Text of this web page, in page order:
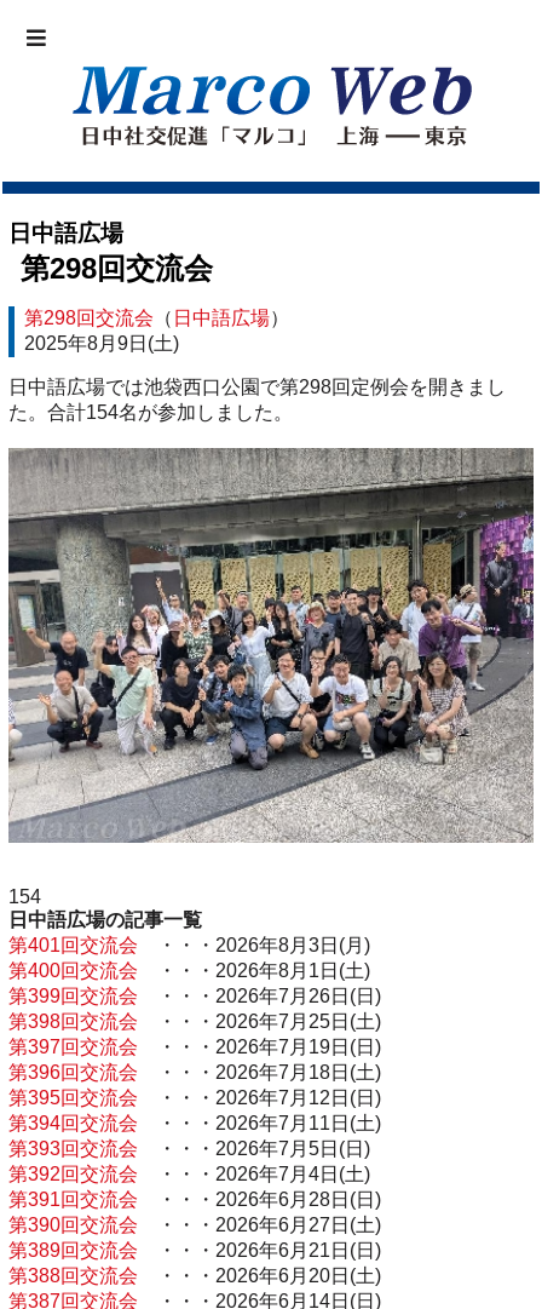
日中語広場
第298回交流会
第298回交流会 （ 日中語広場）
2025年8月9日(土)
日中語広場では池袋西口公園で第298回定例会を開きまし
た。合計154名が参加しました。
154
日中語広場の記事一覧
第401回交流会 ・・・2026年8月3日(月)
第400回交流会 ・・・2026年8月1日(土)
第399回交流会 ・・・2026年7月26日(日)
第398回交流会 ・・・2026年7月25日(土)
第397回交流会 ・・・2026年7月19日(日)
第396回交流会 ・・・2026年7月18日(土)
第395回交流会 ・・・2026年7月12日(日)
第394回交流会 ・・・2026年7月11日(土)
第393回交流会 ・・・2026年7月5日(日)
第392回交流会 ・・・2026年7月4日(土)
第391回交流会 ・・・2026年6月28日(日)
第390回交流会 ・・・2026年6月27日(土)
第389回交流会 ・・・2026年6月21日(日)
第388回交流会 ・・・2026年6月20日(土)
第387回交流会 ・・・2026年6月14日(日)